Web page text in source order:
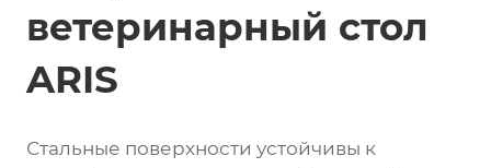
ветеринарный стол
ARIS
Стальные поверхности устойчивы к